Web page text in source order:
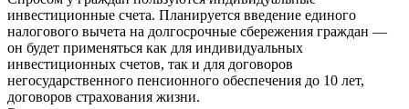
инвестиционные счета. Планируется введение единого
налогового вычета на долгосрочные сбережения граждан —
он будет применяться как для индивидуальных
инвестиционных счетов, так и для договоров
негосударственного пенсионного обеспечения до 10 лет,
договоров страхования жизни.